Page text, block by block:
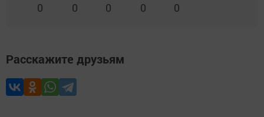
0 0 0 0 0
Расскажите друзьям